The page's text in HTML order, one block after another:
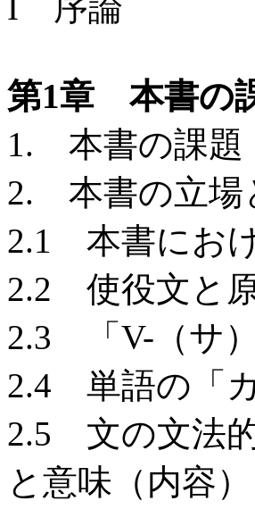
第1章 本書の
1. 本書の課題
2. 本書の立場
2.1 本書にお
2.2 使役文と
2.3 「V-（サ
2.4 単語の「
2.5 文の文法
と意味（内容）